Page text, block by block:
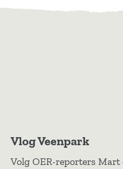
Vlog Veenpark
Volg OER-reporters